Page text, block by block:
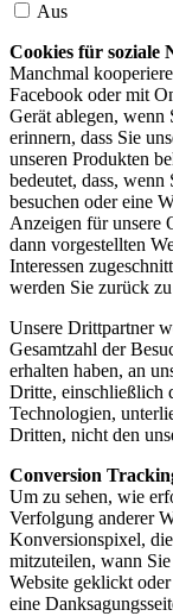
Aus
Cookies für soziale
Manchmal
Facebook oder mit
Gerät ablegen, wenn
erinnern, dass Sie
unseren Produkten
bedeutet, dass, wenn
besuchen oder eine
Anzeigen für unsere
dann vorgestellten
Interessen
werden Sie zurück
Unsere Drittpartner
Gesamtzahl der
erhalten haben, an
Dritte, einschließlich
Technologien,
Dritten, nicht den
Conversion
Um zu sehen, wie
Verfolgung anderer
Konversionspixel,
mitzuteilen, wann
Website geklickt
eine